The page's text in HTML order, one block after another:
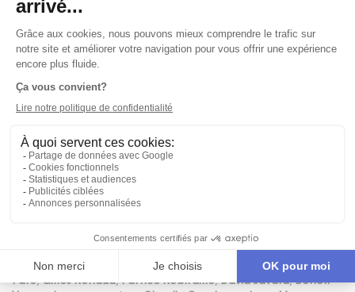
une à une.
Le Théâtre de Chambre propose une comédie de
mœurs absurde où l’improvisation fait de chaque
représentation une expérience unique. Chaque soir,
connait pas la pièce dans laquelle il tient le rôle
principal. Il arrive en même temps que le spectateur
théâtral, la pièce fait le pari d’un voyage à
l’itinéraire précis mais au parcours inattendu. C’est
une fable sur le bonheur inventé où le couple est à
l’honneur et ses valeurs... en perte de croissance.
texte et interprétationVincent Champoux
Henri Chassé,Patrice Coquereau,Pierre Curzi
Maxim Gaudette,Marc
Labrèche,Robert Lalonde,Steve Laplante
François-Étienne
Paré,Gilles Renaud,Patrice Robitaille,David Savard,Benoît